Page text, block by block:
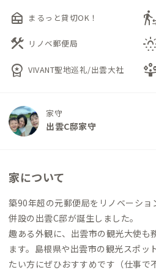
nest_multi_room まるっと貸切OK！
construction リノベ郵便局
workspace_premium VIVANT聖地巡礼/出雲大社
家守
出雲C邸家守
家について
築90年超の元郵便局をリノベーショ
併設の出雲C邸が誕生しました。
趣ある外観に、出雲市の観光大使も
ます。島根県や出雲市の観光スポッ
たい方にぜひおすすめです（仕事で